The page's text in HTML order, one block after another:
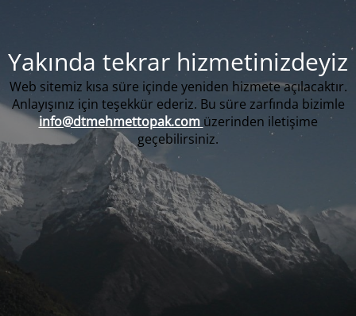
Yakında tekrar hizmetinizdeyiz
Web sitemiz kısa süre içinde yeniden hizmete açılacaktır.
Anlayışınız için teşekkür ederiz. Bu süre zarfında bizimle
info@dtmehmettopak.com üzerinden iletişime
geçebilirsiniz.